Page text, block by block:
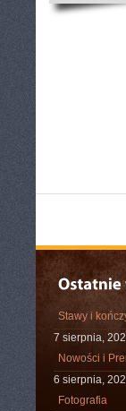
Stawy i
7 sierpnia,
Nowości i
6 sierpnia,
Fotografia